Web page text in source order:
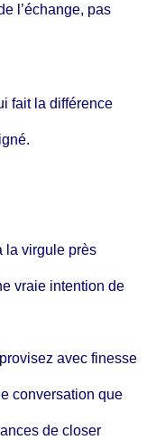
l’échange, pas
fait la différence
la virgule près
vraie intention de
avec finesse
conversation que
de closer